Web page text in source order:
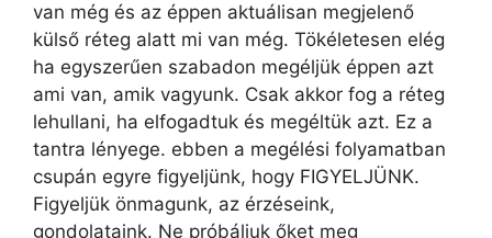
van még és az éppen aktuálisan megjelenő
külső réteg alatt mi van még. Tökéletesen elég
ha egyszerűen szabadon megéljük éppen azt
ami van, amik vagyunk. Csak akkor fog a réteg
lehullani, ha elfogadtuk és megéltük azt. Ez a
tantra lényege. ebben a megélési folyamatban
csupán egyre figyeljünk, hogy FIGYELJÜNK.
Figyeljük önmagunk, az érzéseink,
gondolataink. Ne próbáljuk őket meg